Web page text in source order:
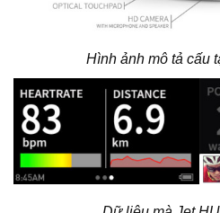
Hình ảnh mô tả cấu